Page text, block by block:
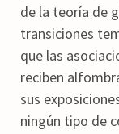
de la teoría de
transiciones
que las
reciben
sus
ningún tipo de